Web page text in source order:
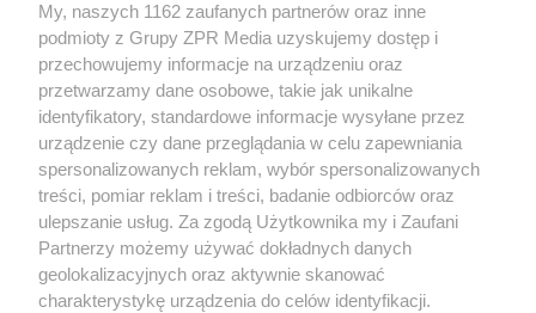
WIADOMOŚCI Z DRÓG
Koniec z „falami Dunaju” na A1. Rusza długo
wyczekiwany remont autostrady
My, naszych 1162 zaufanych partnerów oraz inne
podmioty z Grupy ZPR Media uzyskujemy dostęp i
przechowujemy informacje na urządzeniu oraz
przetwarzamy dane osobowe, takie jak unikalne
identyfikatory, standardowe informacje wysyłane przez
urządzenie czy dane przeglądania w celu zapewniania
spersonalizowanych reklam, wybór spersonalizowanych
treści, pomiar reklam i treści, badanie odbiorców oraz
ulepszanie usług. Za zgodą Użytkownika my i Zaufani
Partnerzy możemy używać dokładnych danych
geolokalizacyjnych oraz aktywnie skanować
charakterystykę urządzenia do celów identyfikacji.